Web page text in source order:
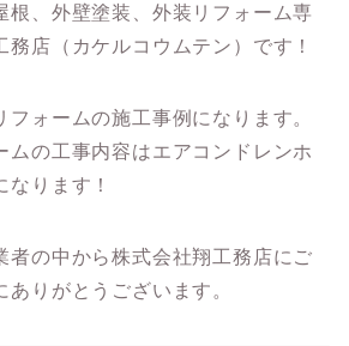
根、外壁塗装、外装リフォーム専
務店（カケルコウムテン）です！
ォームの施工事例になります。
ムの工事内容はエアコンドレンホ
ります！
者の中から株式会社翔工務店にご
りがとうございます。